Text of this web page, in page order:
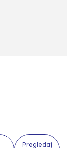
Pregledaj